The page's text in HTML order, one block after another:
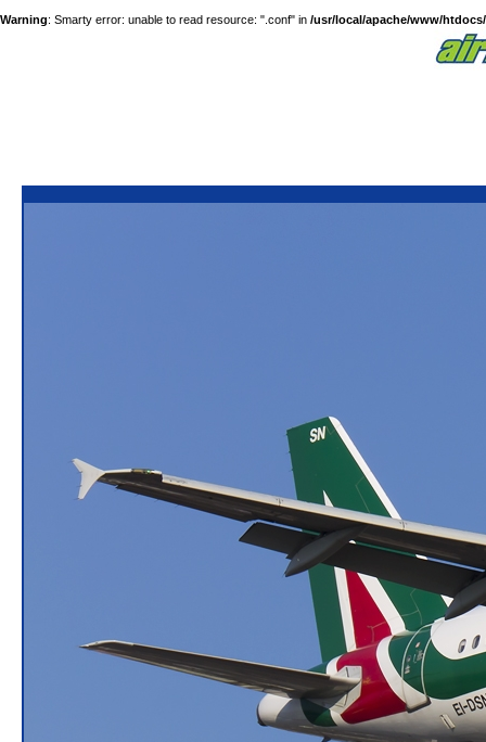
Warning: Smarty error: unable to read resource: ".conf" in /usr/local/apache/www/